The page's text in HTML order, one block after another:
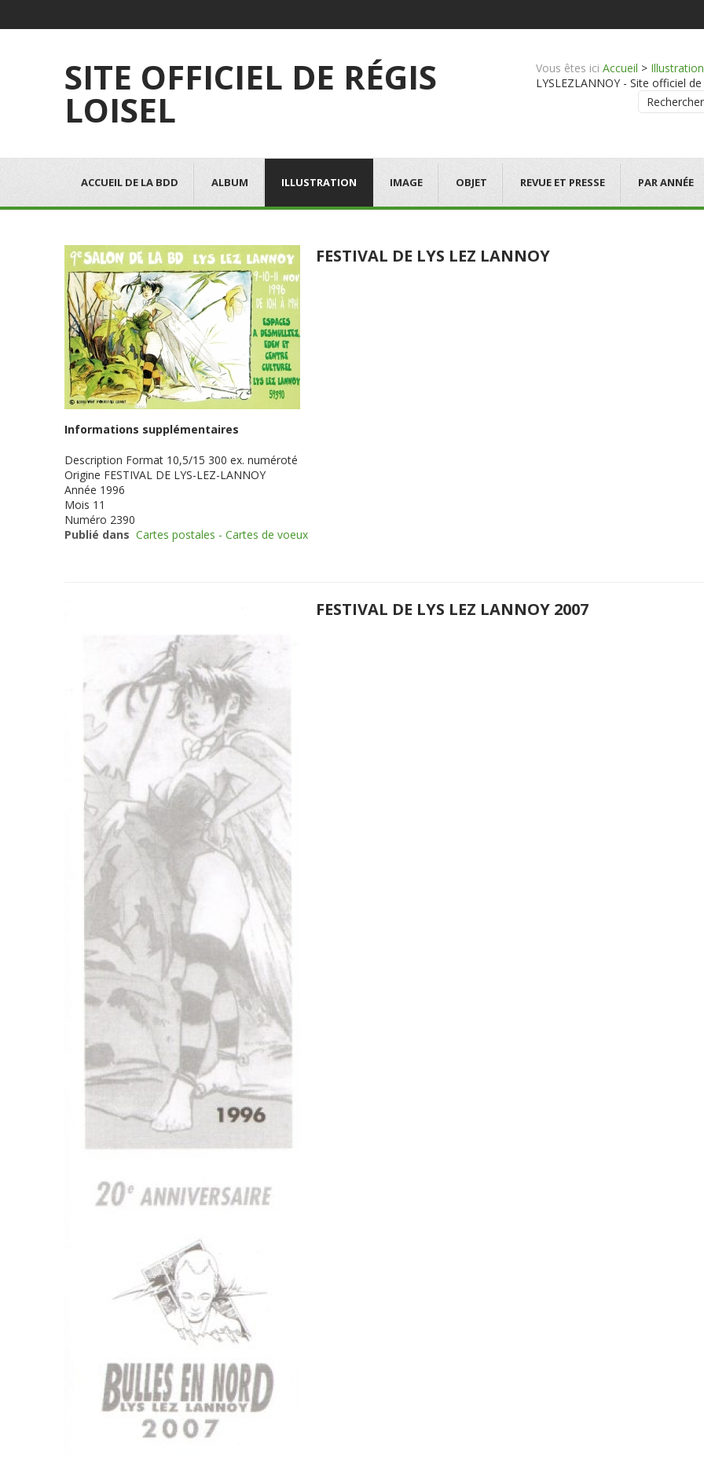
SITE OFFICIEL DE RÉGIS
LOISEL
Vous êtes ici Accueil > Illustration
LYSLEZLANNOY - Site officiel
Rechercher
ACCUEIL DE LA BDD ALBUM ILLUSTRATION IMAGE OBJET REVUE ET PRESSE PAR ANNÉE
FESTIVAL DE LYS LEZ LANNOY
Informations supplémentaires
Description Format 10,5/15 300 ex. numéroté
Origine FESTIVAL DE LYS-LEZ-LANNOY
Année 1996
Mois 11
Numéro 2390
Publié dans Cartes postales - Cartes de voeux
FESTIVAL DE LYS LEZ LANNOY 2007